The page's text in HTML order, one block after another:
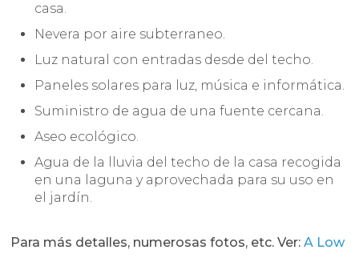
casa.
Nevera por aire subterraneo.
Luz natural con entradas desde del techo.
Paneles solares para luz, música e informática.
Suministro de agua de una fuente cercana.
Aseo ecológico.
Agua de la lluvia del techo de la casa recogida
en una laguna y aprovechada para su uso en
el jardín.
Para más detalles, numerosas fotos, etc. Ver:A Low